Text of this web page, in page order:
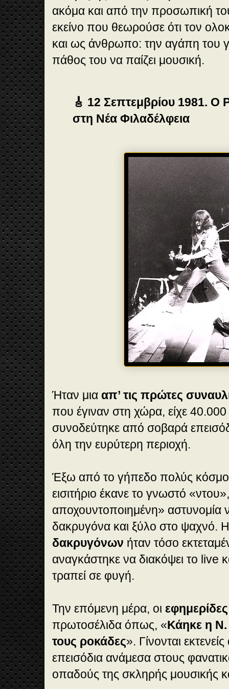
ακόμα και από την προσωπική
εκείνο που θεωρούσε ότι τον
και ως άνθρωπο: την αγάπη του
πάθος του να παίζει μουσική.
🎸 12 Σεπτεμβρίου 1981. Ο
στη Νέα Φιλαδέλφεια
Ήταν μια απ’ τις πρώτες
που έγιναν στη χώρα, είχε 40.000
συνοδεύτηκε από σοβαρά
όλη την ευρύτερη περιοχή.
Έξω από το γήπεδο πολύς
εισιτήριο έκανε το γνωστό
αποχουντοποιημένη» αστυνομία
δακρυγόνα και ξύλο στο ψαχνό.
δακρυγόνων ήταν τόσο
αναγκάστηκε να διακόψει το live
τραπεί σε φυγή.
Την επόμενη μέρα, οι
πρωτοσέλιδα όπως, «Κάηκε η Ν.
τους ροκάδες». Γίνονται
επεισόδια ανάμεσα στους
οπαδούς της σκληρής μουσικής